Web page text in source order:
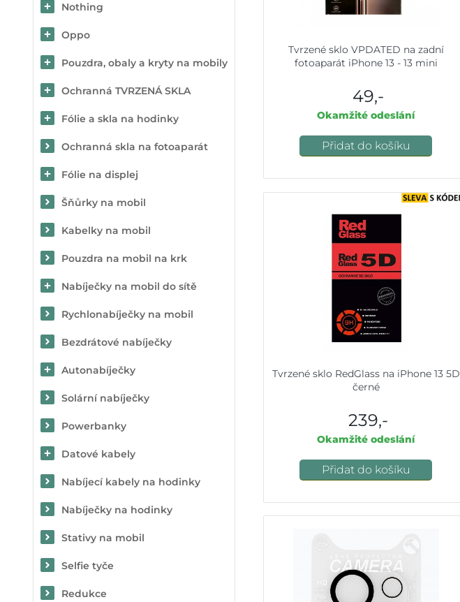
Nothing
Oppo
Pouzdra, obaly a kryty na mobily
Ochranná TVRZENÁ SKLA
Fólie a skla na hodinky
Ochranná skla na fotoaparát
Fólie na displej
Šňůrky na mobil
Kabelky na mobil
Pouzdra na mobil na krk
Nabíječky na mobil do sítě
Rychlonabíječky na mobil
Bezdrátové nabíječky
Autonabíječky
Solární nabíječky
Powerbanky
Datové kabely
Nabíjecí kabely na hodinky
Nabíječky na hodinky
Stativy na mobil
Selfie tyče
Redukce
Tvrzené sklo VPDATED na zadní
fotoaparát iPhone 13 - 13 mini
49,-
Okamžité odeslání
Přidat do košíku
Tvrzené sklo RedGlass na iPhone 13 5D
černé
239,-
Okamžité odeslání
Přidat do košíku